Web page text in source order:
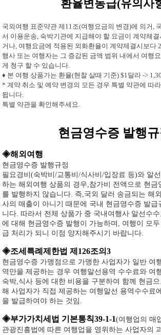
환율변동급(유의사
국외여행 표준약관 제11조(여행요금의 변경)에 의거,
서 이용운송, 숙박기관에 지급해야 할 요금이 계약체
거나, 여행요금에 적용된 외화환율이 계약제결시보다
행사 또는 여행자는 그 증감된 금액 범위 내에서 여행
게 청구 할 수 있습니다.
♦ 본 여행 상품가는 환율(현찰 살때 기준) $1달라 ->
* 계약 취소 및 예약 변경의 모든 경우 특별 약관에 따
됩니다.
특별 약관을 확인해주세요.
현금영수증 발행
◈해외여행
현금영수증 발행규정
필요경비(숙박비/교통비/식사비/입장료 등)와 알
하는 해외여행 상품의 경우,참가비 전액으로 현금
를 발행하지 않습니다. 즉,국외 달러 송금되는 해
사의 매출이 아니기 때문에 국내 현금영수증 발급
니다. 따라서 전체 상품가 중 국내여행사 알선수
에 대해 현금영수증 발행이 가능하며, 여행이 모
급 처리가 되니 이점 양지해주시기 바랍니다.
◈조세특례제한법 제126조의3
현금영수증 가맹점으로 가맹한 사업자가 일반 여
역만을 제공하는 경우 여행알선용역 수수료와 여
숙박,식사 등에 대한 비용을 구분하여 함께 현금
해 사업자가 직접 제공하는 여행알선 용역수수료
을 발급하여야 하는 것임.
◈부가가치세법 기본통칙39-1-1(여행업의 매
관광진흥법에 따른 여행업을 영위하는 사업자의